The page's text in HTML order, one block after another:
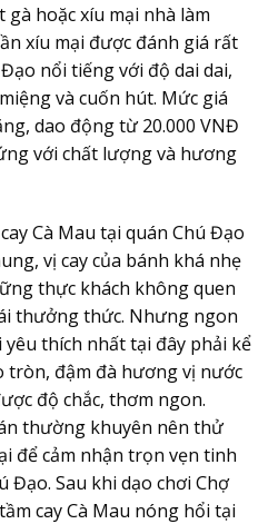
hoặc xíu mại nhà làm
xíu mại được đánh giá rất
nổi tiếng với độ dai dai,
và cuốn hút. Mức giá
dao động từ 20.000 VNĐ
với chất lượng và hương
Cà Mau tại quán Chú Đạo
vị cay của bánh khá nhẹ
thực khách không quen
thưởng thức. Nhưng ngon
thích nhất tại đây phải kể
tròn, đậm đà hương vị nước
độ chắc, thơm ngon.
thường khuyên nên thử
để cảm nhận trọn vẹn tinh
Đạo. Sau khi dạo chơi Chợ
cay Cà Mau nóng hổi tại